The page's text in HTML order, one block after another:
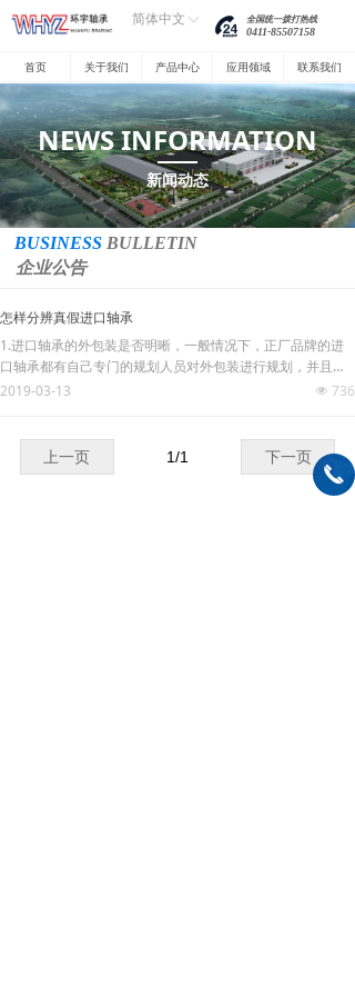
首页 关于我们 产品中心 应用领域 联系我们
全国统一拨打热线
0411-85507158
ꀅ
简体中文
NEWS INFORMATION
新闻动态
怎样分辨真假进口轴承
1.进口轴承的外包装是否明晰，一般情况下，正厂品牌的进
口轴承都有自己专门的规划人员对外包装进行规划，并且组
织出产条件过关的工厂进行制造出产，因而包装无论从线条
2.进口轴承上的钢印字是否明晰 ， 在进口轴承体上会印有品
牌字样、标号等。字体十分小，可是正厂出品大都运用钢印
技能，并且在未经过热处理之前就进行压字，因而字体尽管
넶 736
2019-03-13
上一页 下一页
1/1
BUSINESS BULLETIN
企业公告
끅